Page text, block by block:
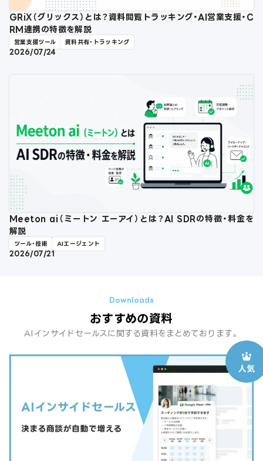
GRiX（グリックス）とは？資料閲覧トラッキング・AI営業支援・C
RM連携の特徴を解説
営業支援ツール 資料共有・トラッキング
2026/07/24
Meeton ai（ミートン エーアイ）とは？AI SDRの特徴・料金を
解説
ツール・技術 AIエージェント
2026/07/21
おすすめの資料
AIインサイドセールスに関する資料をまとめております。